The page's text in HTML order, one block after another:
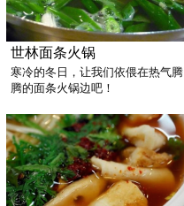
世林面条火锅
寒冷的冬日，让我们依偎在热气腾
腾的面条火锅边吧！